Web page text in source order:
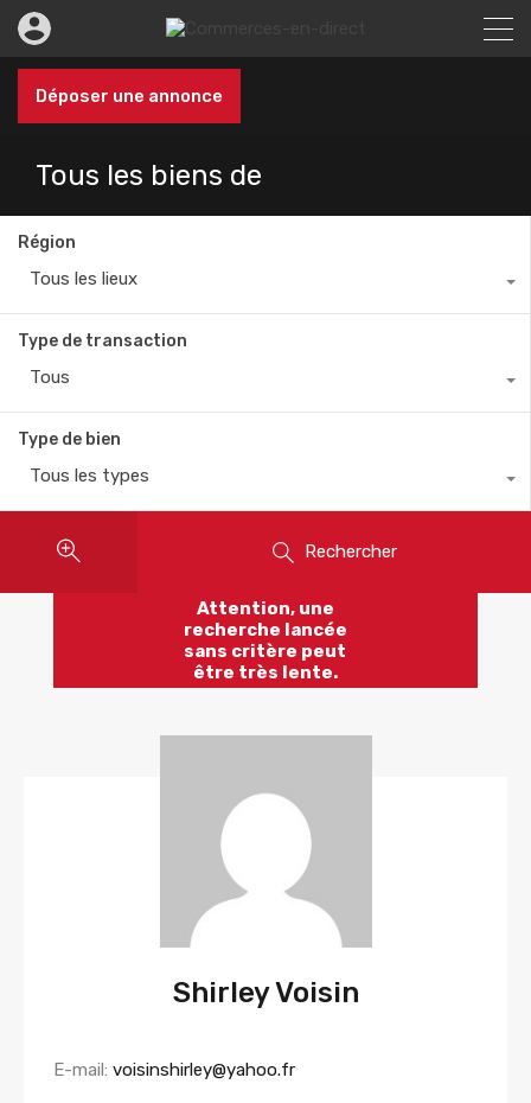
Déposer une annonce
Tous les biens de
Région
Tous les lieux
Type de transaction
Tous
Type de bien
Tous les types
Rechercher
Attention, une
recherche lancée
sans critère peut
être très lente.
Shirley Voisin
E-mail: voisinshirley@yahoo.fr